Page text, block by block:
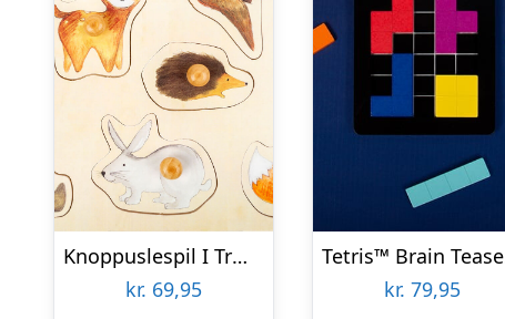
Knoppuslespil I Træ – Skovdyr – 9 Brikker – Small Foot
kr. 69,95
kr. 79,95